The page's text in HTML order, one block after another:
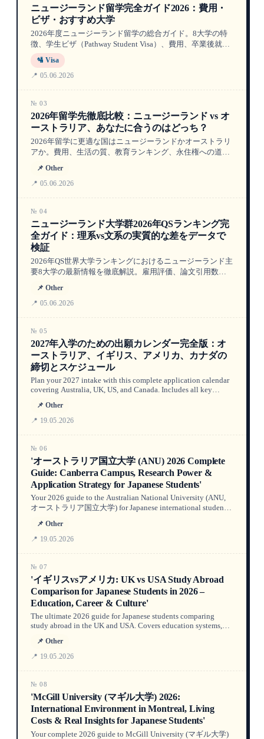
ニュージーランド留学完全ガイド2026：費用・
ビザ・おすすめ大学
2026年度ニュージーランド留学の総合ガイド。8大学の特
徴、学生ビザ（Pathway Student Visa）、費用、卒業後就労
ビザを詳しく解説します。
🛂 Visa
📍 05.06.2026
№ 03
2026年留学先徹底比較：ニュージーランド vs オ
ーストラリア、あなたに合うのはどっち？
2026年留学に更適な国はニュージーランドかオーストラリ
アか。費用、生活の質、教育ランキング、永住権への道、
画をサポートします。
📌 Other
📍 05.06.2026
№ 04
ニュージーランド大学群2026年QSランキング完
全ガイド：理系vs文系の実質的な差をデータで
検証
2026年QS世界大学ランキングにおけるニュージーランド主
要8大学の最新情報を徹底解説。雇用評価、論文引用数、
な差を、オークランド大学、オタゴ大学、カンタベリー大
学などの学科別データとともに表で比較。登録アドバイザ
📌 Other
📍 05.06.2026
№ 05
2027年入学のための出願カレンダー完全版：オ
ーストラリア、イギリス、アメリカ、カナダの
締切とスケジュール
Plan your 2027 intake with this complete application calendar
covering Australia, UK, US, and Canada. Includes all key
processing times, and expert timeline strategies based on 2026
data.
📌 Other
📍 19.05.2026
№ 06
'オーストラリア国立大学 (ANU) 2026 Complete
Guide: Canberra Campus, Research Power &
Application Strategy for Japanese Students'
Your 2026 guide to the Australian National University (ANU,
オーストラリア国立大学) for Japanese international students.
requirements, English proficiency, tuition fees, scholarships,
and application tips. Includes key data, Q&A, and official
📌 Other
📍 19.05.2026
№ 07
'イギリスvsアメリカ: UK vs USA Study Abroad
Comparison for Japanese Students in 2026 –
Education, Career & Culture'
The ultimate 2026 guide for Japanese students comparing
study abroad in the UK and USA. Covers education systems,
career paths, cultural differences, and scholarships with data
from JASSO, UKVI, and QS.
📌 Other
📍 19.05.2026
№ 08
'McGill University (マギル大学) 2026:
International Environment in Montreal, Living
Costs & Real Insights for Japanese Students'
Your complete 2026 guide to McGill University (マギル大学)